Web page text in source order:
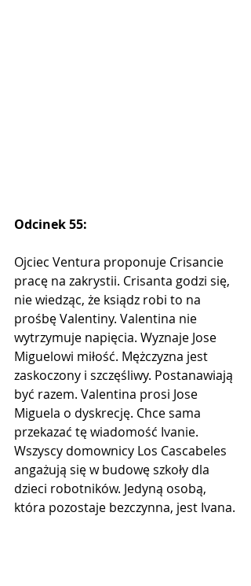
Odcinek 55:
Ojciec Ventura proponuje Crisancie
pracę na zakrystii. Crisanta godzi się,
nie wiedząc, że ksiądz robi to na
prośbę Valentiny. Valentina nie
wytrzymuje napięcia. Wyznaje Jose
Miguelowi miłość. Mężczyzna jest
zaskoczony i szczęśliwy. Postanawiają
być razem. Valentina prosi Jose
Miguela o dyskrecję. Chce sama
przekazać tę wiadomość Ivanie.
Wszyscy domownicy Los Cascabeles
angażują się w budowę szkoły dla
dzieci robotników. Jedyną osobą,
która pozostaje bezczynna, jest Ivana.